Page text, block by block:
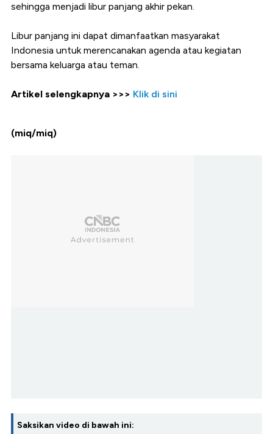
sehingga menjadi libur panjang akhir pekan.
Libur panjang ini dapat dimanfaatkan masyarakat
Indonesia untuk merencanakan agenda atau kegiatan
bersama keluarga atau teman.
Artikel selengkapnya >>> Klik di sini
(miq/miq)
Saksikan video di bawah ini: